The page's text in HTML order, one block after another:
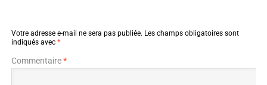
Votre adresse e-mail ne sera pas publiée. Les champs obligatoires sont
indiqués avec *
Commentaire*